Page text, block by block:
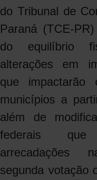
do Tribunal de
Paraná (TCE-
do equilíbrio
alterações em
que impactarão
municípios a
além de
federais
arrecadações
segunda votação